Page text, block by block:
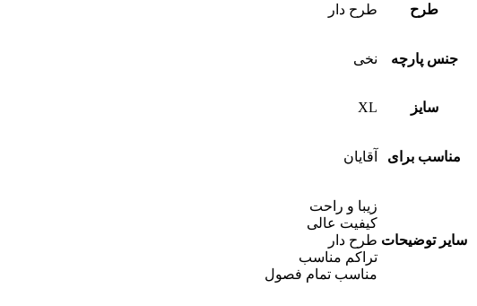
طرح طرح دار
جنس پارچه نخی
سایز XL
مناسب برای آقایان
سایر توضیحات
زیبا و راحت
کیفیت عالی
طرح دار
تراکم مناسب
مناسب تمام فصول